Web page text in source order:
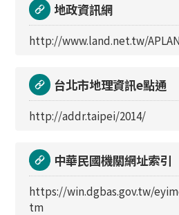
地政資訊網
http://www.land.net.tw/
台北市地理資訊e點通
http://addr.taipei/2014/
中華民國機關網址索引
https://win.dgbas.gov.tw/
tm